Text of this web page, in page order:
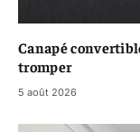
Canapé
tromper
5 août 2026